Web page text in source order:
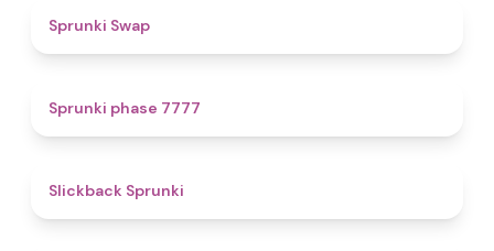
Sprunki Swap
Sprunki phase 7777
Slickback Sprunki